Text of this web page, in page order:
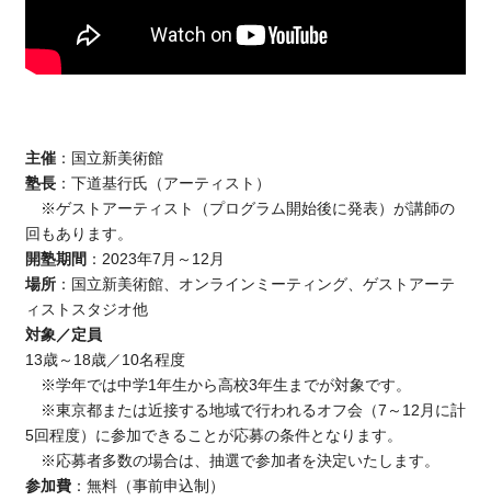
主催：国立新美術館
塾長：下道基行氏（アーティスト）
※ゲストアーティスト（プログラム開始後に発表）が講師の
回もあります。
開塾期間 ：2023年7月～12月
場所：国立新美術館、オンラインミーティング、ゲストアーテ
ィストスタジオ他
対象／定員
13歳～18歳／10名程度
※学年では中学1年生から高校3年生までが対象です。
※東京都または近接する地域で行われるオフ会（7～12月に計
5回程度）に参加できることが応募の条件となります。
※応募者多数の場合は、抽選で参加者を決定いたします。
参加費：無料（事前申込制）